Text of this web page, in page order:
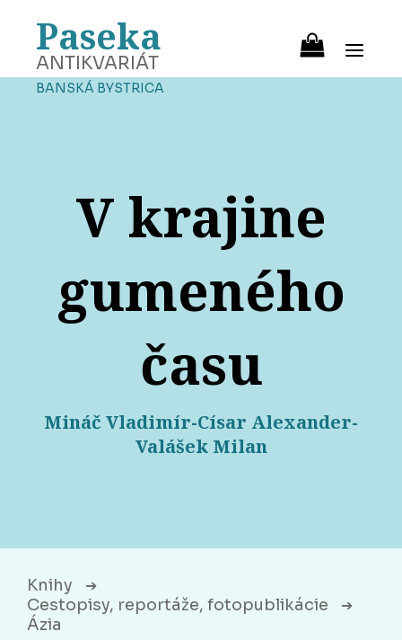
Paseka
ANTIKVARIÁT
BANSKÁ BYSTRICA
V krajine
gumeného
času
Mináč Vladimír-Císar Alexander-
Valášek Milan
Knihy ➔
Cestopisy, reportáže, fotopublikácie ➔
Ázia